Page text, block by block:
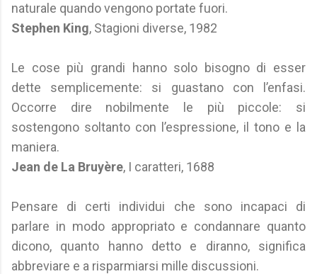
naturale quando vengono portate fuori.
Stephen King, Stagioni diverse, 1982
Le cose più grandi hanno solo bisogno di esser
dette semplicemente: si guastano con l’enfasi.
Occorre dire nobilmente le più piccole: si
sostengono soltanto con l’espressione, il tono e la
maniera.
Jean de La Bruyère, I caratteri, 1688
Pensare di certi individui che sono incapaci di
parlare in modo appropriato e condannare quanto
dicono, quanto hanno detto e diranno, significa
abbreviare e a risparmiarsi mille discussioni.